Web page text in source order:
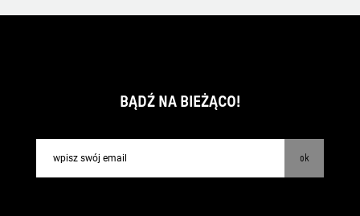
BĄDŹ NA BIEŻĄCO!
ok